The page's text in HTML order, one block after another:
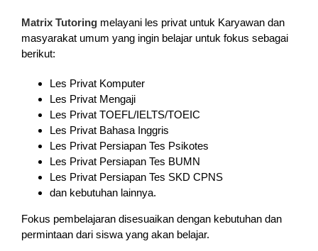
Matrix Tutoring melayani les privat untuk Karyawan dan
masyarakat umum yang ingin belajar untuk fokus sebagai
berikut:
Les Privat Komputer
Les Privat Mengaji
Les Privat TOEFL/IELTS/TOEIC
Les Privat Bahasa Inggris
Les Privat Persiapan Tes Psikotes
Les Privat Persiapan Tes BUMN
Les Privat Persiapan Tes SKD CPNS
dan kebutuhan lainnya.
Fokus pembelajaran disesuaikan dengan kebutuhan dan
permintaan dari siswa yang akan belajar.